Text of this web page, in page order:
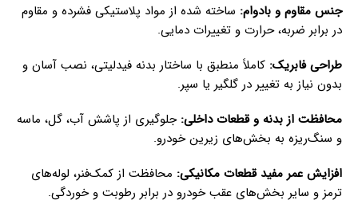
جنس مقاوم و بادوام: ساخته شده از مواد پلاستیکی فشرده و مقاوم
در برابر ضربه، حرارت و تغییرات دمایی.
طراحی فابریک: کاملاً منطبق با ساختار بدنه فیدلیتی، نصب آسان و
بدون نیاز به تغییر در گلگیر یا سپر.
محافظت از بدنه و قطعات داخلی: جلوگیری از پاشش آب، گل، ماسه
و سنگ‌ریزه به بخش‌های زیرین خودرو.
افزایش عمر مفید قطعات مکانیکی: محافظت از کمک‌فنر، لوله‌های
ترمز و سایر بخش‌های عقب خودرو در برابر رطوبت و خوردگی.